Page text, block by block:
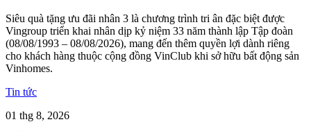
Siêu quà tặng ưu đãi nhân 3 là chương trình tri ân đặc biệt được
Vingroup triển khai nhân dịp kỷ niệm 33 năm thành lập Tập đoàn
(08/08/1993 – 08/08/2026), mang đến thêm quyền lợi dành riêng
cho khách hàng thuộc cộng đồng VinClub khi sở hữu bất động sản
Vinhomes.
Tin tức
01 thg 8, 2026